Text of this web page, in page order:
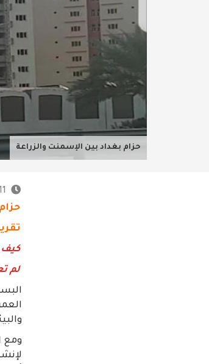
حزام بغداد بين الإسمنت والزراعة
11 مايو , 2026 - 8:07 م
كيف
لم
ومع
عامة ومنوعات
طب وصحة